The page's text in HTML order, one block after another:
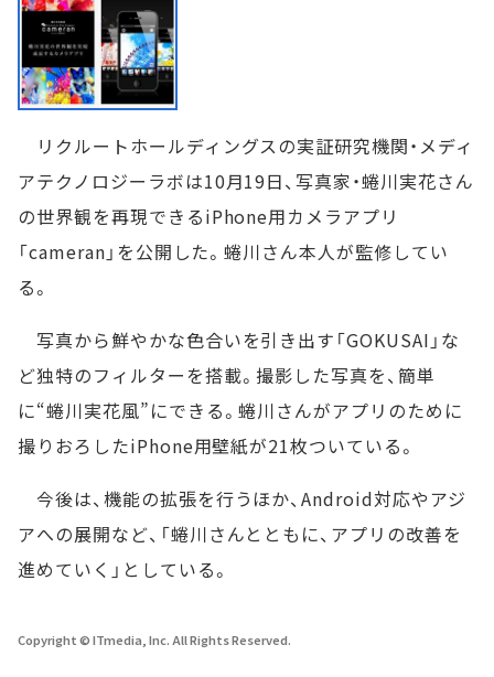
リクルートホールディングスの実証研究機関・メディ
アテクノロジーラボは10月19日、写真家・蜷川実花さん
の世界観を再現できるiPhone用カメラアプリ
「cameran」を公開した。蜷川さん本人が監修してい
る。
写真から鮮やかな色合いを引き出す「GOKUSAI」な
ど独特のフィルターを搭載。撮影した写真を、簡単
に“蜷川実花風”にできる。蜷川さんがアプリのために
撮りおろしたiPhone用壁紙が21枚ついている。
今後は、機能の拡張を行うほか、Android対応やアジ
アへの展開など、「蜷川さんとともに、アプリの改善を
進めていく」としている。
Copyright © ITmedia, Inc. All Rights Reserved.